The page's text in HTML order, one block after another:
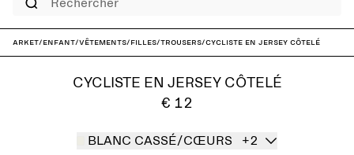
ARKET/Enfant/Vêtements/Filles/Trousers/Cycliste en jersey côtelé
CYCLISTE EN JERSEY CÔTELÉ
€ 12
BLANC CASSÉ/CŒURS +2